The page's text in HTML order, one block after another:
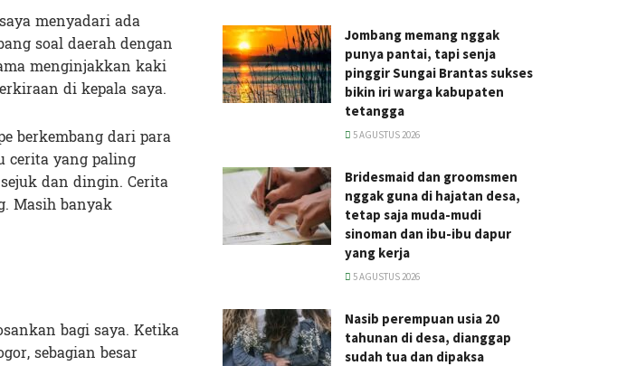
menyadari ada
soal daerah dengan
menginjakkan kaki
di kepala saya.
berkembang dari para
cerita yang paling
dan dingin. Cerita
Masih banyak
bagi saya. Ketika
sebagian besar
Jombang memang nggak
punya pantai, tapi senja
pinggir Sungai Brantas sukses
bikin iri warga kabupaten
tetangga
5 AGUSTUS 2026
Bridesmaid dan groomsmen
nggak guna di hajatan desa,
tetap saja muda-mudi
sinoman dan ibu-ibu dapur
yang kerja
5 AGUSTUS 2026
Nasib perempuan usia 20
tahunan di desa, dianggap
sudah tua dan dipaksa